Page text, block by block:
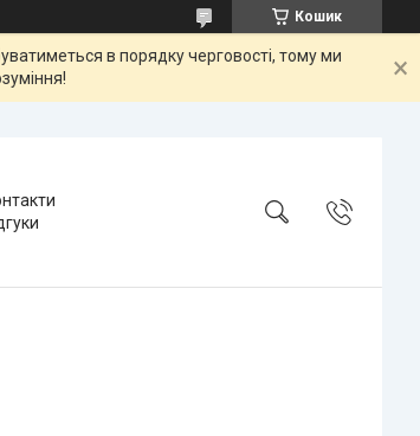
Кошик
в порядку черговості, тому ми